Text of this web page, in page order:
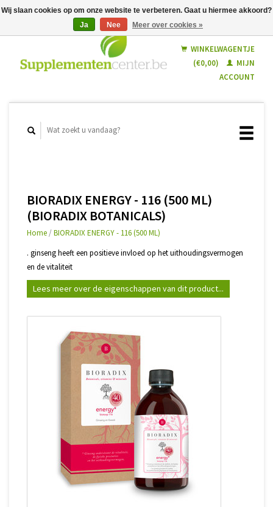
Nederlands
WINKELWAGENTJE
(€0,00)
MIJN
ACCOUNT
BIORADIX ENERGY - 116 (500 ML)
(BIORADIX BOTANICALS)
Home /BIORADIX ENERGY - 116 (500 ML)
. ginseng heeft een positieve invloed op het uithoudingsvermogen
en de vitaliteit
Lees meer over de eigenschappen van dit product...
Wij slaan cookies op om onze website te verbeteren. Gaat u hiermee akkoord?
Ja
Nee Meer over cookies »